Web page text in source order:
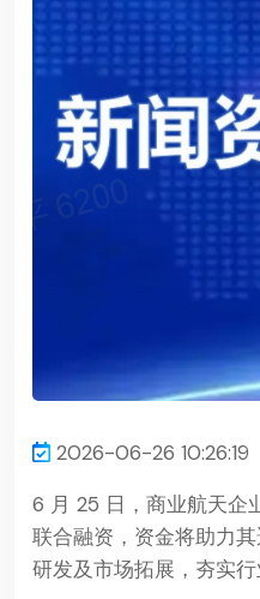
2026-06-26 10:26:19
6 月 25 日，商业航天企
联合融资，资金将助力
研发及市场拓展，夯实行